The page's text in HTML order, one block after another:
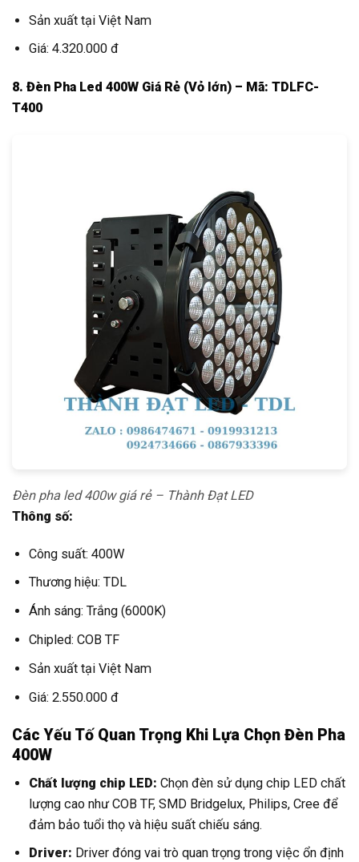
Sản xuất tại Việt Nam
Giá: 4.320.000 đ
8. Đèn Pha Led 400W Giá Rẻ (Vỏ lớn) – Mã: TDLFC-
T400
Đèn pha led 400w giá rẻ – Thành Đạt LED
Thông số:
Công suất: 400W
Thương hiệu: TDL
Ánh sáng: Trắng (6000K)
Chipled: COB TF
Sản xuất tại Việt Nam
Giá: 2.550.000 đ
Các Yếu Tố Quan Trọng Khi Lựa Chọn Đèn Pha
400W
Chất lượng chip LED: Chọn đèn sử dụng chip LED chất
lượng cao như COB TF, SMD Bridgelux, Philips, Cree để
đảm bảo tuổi thọ và hiệu suất chiếu sáng.
Driver: Driver đóng vai trò quan trọng trong việc ổn định